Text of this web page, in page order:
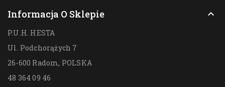
Informacja O Sklepie 
P.U.H. HESTA
Ul. Podchorążych 7
26-600 Radom, POLSKA
48 364 09 46